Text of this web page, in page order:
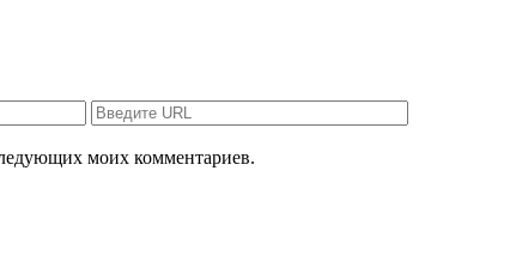
моих комментариев.